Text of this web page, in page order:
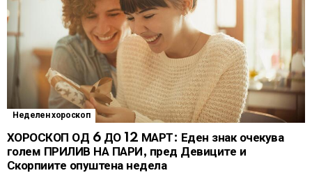
Неделен хороскоп
ХОРОСКОП ОД 6 ДО 12 МАРТ: Еден знак очекува
голем ПРИЛИВ НА ПАРИ, пред Девиците и
Скорпиите опуштена недела